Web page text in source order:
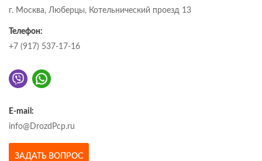
г. Москва, Люберцы, Котельнический проезд 13
Телефон:
+7 (917) 537-17-16
E-mail:
info@DrozdPcp.ru
ЗАДАТЬ ВОПРОС